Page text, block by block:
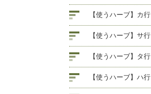
【使うハーブ】カ行
【使うハーブ】サ行
【使うハーブ】タ行
【使うハーブ】ハ行